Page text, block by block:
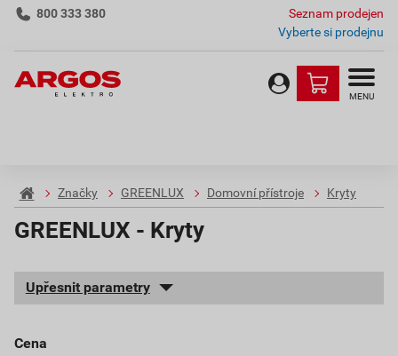
800 333 380
Seznam prodejen
Vyberte si prodejnu
MENU
Značky GREENLUX Domovní přístroje Kryty
GREENLUX - Kryty
Upřesnit parametry
cena